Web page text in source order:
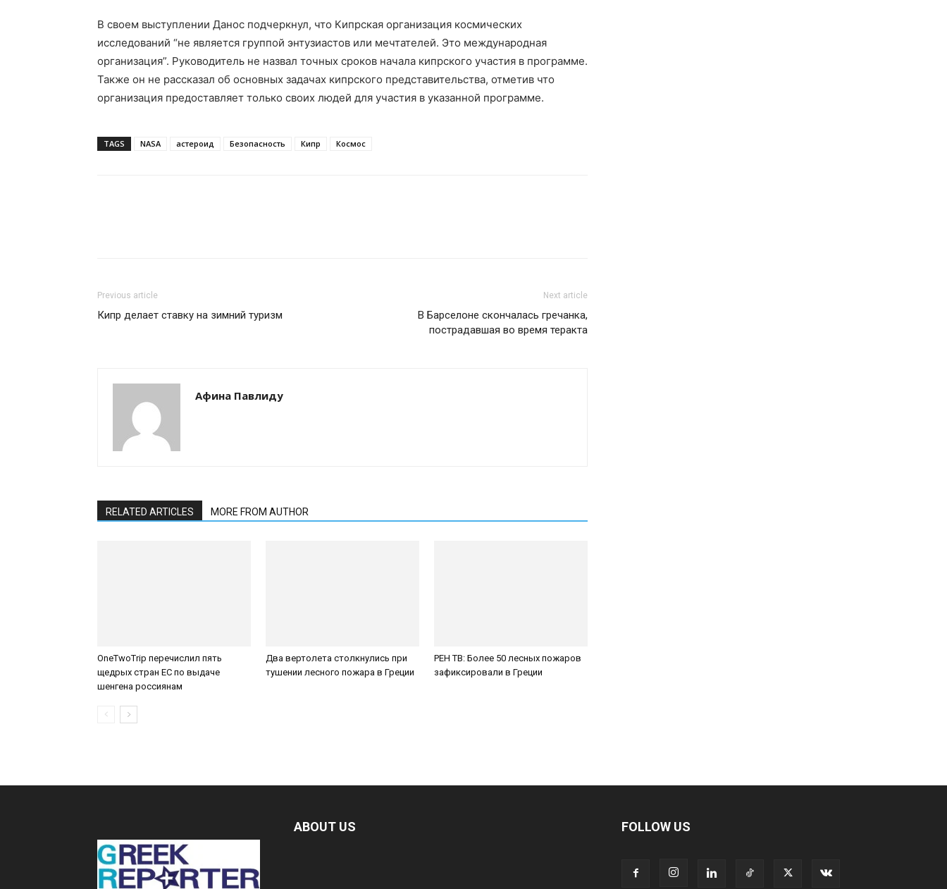
В своем выступлении Данос подчеркнул, что Кипрская организация космических
исследований “не является группой энтузиастов или мечтателей. Это международная
организация”. Руководитель не назвал точных сроков начала кипрского участия в программе.
Также он не рассказал об основных задачах кипрского представительства, отметив что
организация предоставляет только своих людей для участия в указанной программе.
TAGS NASA астероид Безопасность Кипр Космос
Previous article
Кипр делает ставку на зимний туризм
Next article
В Барселоне скончалась гречанка,
пострадавшая во время теракта
Афина Павлиду
RELATED ARTICLES MORE FROM AUTHOR
OneTwoTrip перечислил пять
щедрых стран ЕС по выдаче
шенгена россиянам
Два вертолета столкнулись при
тушении лесного пожара в Греции
РЕН ТВ: Более 50 лесных пожаров
зафиксировали в Греции
ABOUT US FOLLOW US